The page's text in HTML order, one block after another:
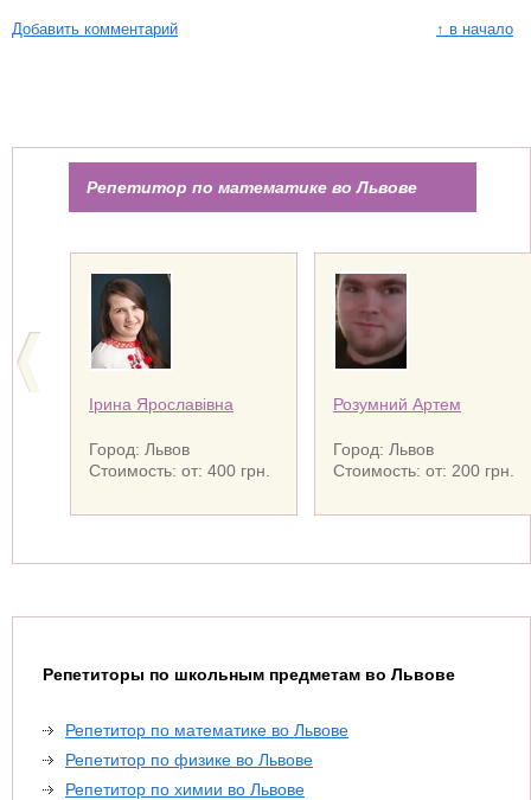
Добавить комментарий ↑ в начало
Репетитор по математике во Львове
Ірина Ярославівна
Город: Львов
Стоимость: от: 400 грн.
Розумний Артем
Город: Львов
Стоимость: от: 200 грн.
Репетиторы по школьным предметам во Львове
Репетитор по математике во Львове
Репетитор по физике во Львове
Репетитор по химии во Львове